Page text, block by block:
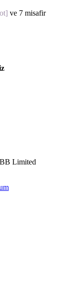
ve 7 misafir
Limited